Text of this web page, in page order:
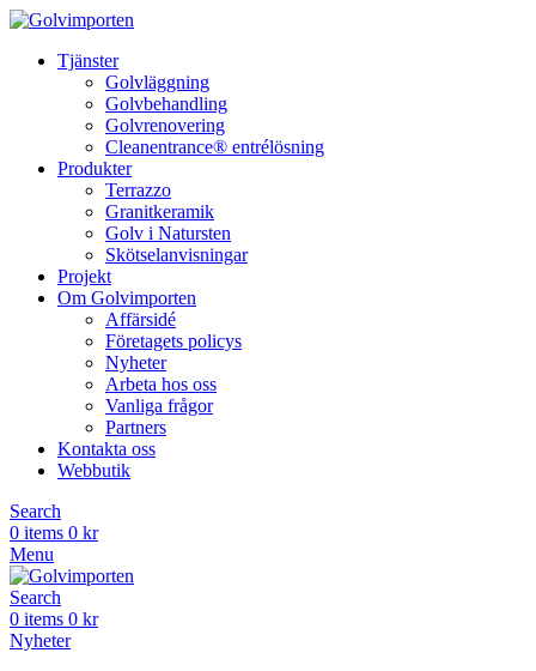
Tjänster
Golvläggning
Golvbehandling
Golvrenovering
Cleanentrance® entrélösning
Produkter
Terrazzo
Granitkeramik
Golv i Natursten
Skötselanvisningar
Projekt
Om Golvimporten
Affärsidé
Företagets policys
Nyheter
Arbeta hos oss
Vanliga frågor
Partners
Kontakta oss
Webbutik
Search
0 items 0 kr
Menu
Search
0 items 0 kr
Nyheter